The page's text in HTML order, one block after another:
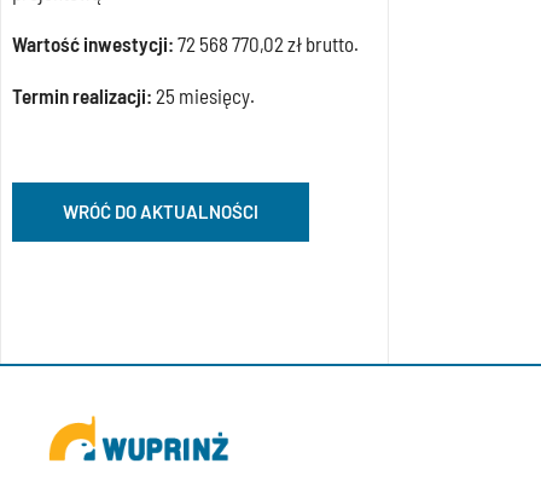
Wartość inwestycji: 72 568 770,02 zł brutto.
Termin realizacji: 25 miesięcy.
WRÓĆ DO AKTUALNOŚCI